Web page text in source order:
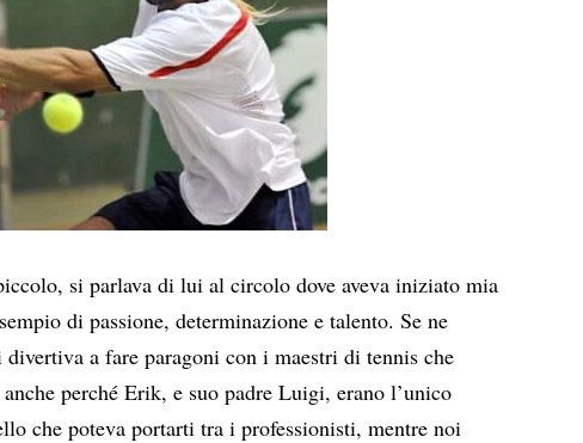
si parlava di lui al circolo dove aveva iniziato mia
di passione, determinazione e talento. Se ne
divertiva a fare paragoni con i maestri di tennis che
perché Erik, e suo padre Luigi, erano l’unico
che poteva portarti tra i professionisti, mentre noi